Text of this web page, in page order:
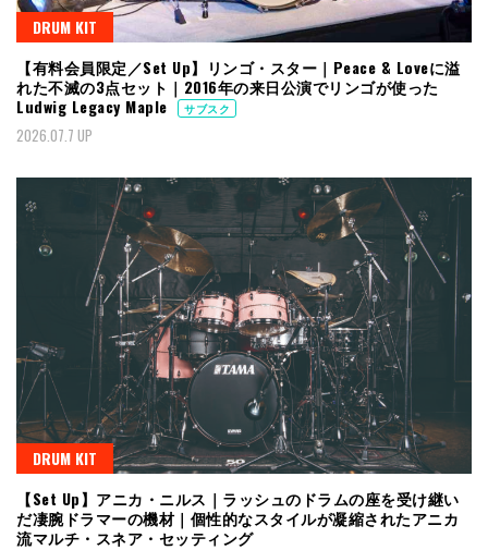
DRUM KIT
【有料会員限定／Set Up】リンゴ・スター｜Peace & Loveに溢
れた不滅の3点セット｜2016年の来日公演でリンゴが使った
Ludwig Legacy Maple
サブスク
2026.07.7 UP
DRUM KIT
【Set Up】アニカ・ニルス｜ラッシュのドラムの座を受け継い
だ凄腕ドラマーの機材｜個性的なスタイルが凝縮されたアニカ
流マルチ・スネア・セッティング